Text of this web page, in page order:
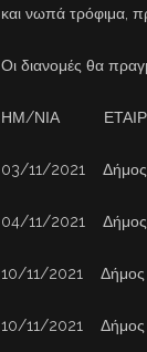
και νωπά τρόφιμα,
Οι διανομές θα
ΗΜ/ΝΙΑ
03/11/2021 Δήμος
04/11/2021 Δήμος
10/11/2021 Δήμος
10/11/2021 Δήμος